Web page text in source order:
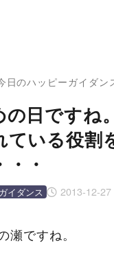
日のハッピーガイダン
の日ですね
ている役割
・
2013-12-27
イダンス
瀬ですね。